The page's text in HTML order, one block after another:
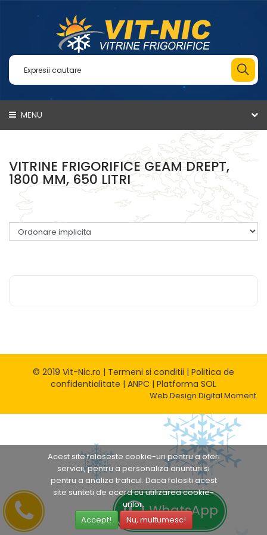
MENU
VITRINE FRIGORIFICE GEAM DREPT,
1800 MM, 650 LITRI
© 2019 Vit-Nic.ro | Termeni si conditii | Politica de
confidentialitate | ANPC | Platforma SOL
Web Design Digital Moment.
WhatsApp
Acest site foloseste cookie-uri pentru a oferi
servicii, pentru a personaliza anunturi si
pentru a analiza traficul. Daca folositi acest
site sunteti de acord cu utilizarea cookie-
urilor.
Accept!
Nu, multumesc!